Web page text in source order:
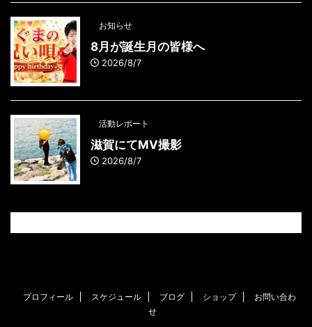
お知らせ
8月が誕生月の皆様へ
2026/8/7
活動レポート
滋賀にてMV撮影
2026/8/7
プロフィール スケジュール ブログ ショップ
お問い合わ
せ